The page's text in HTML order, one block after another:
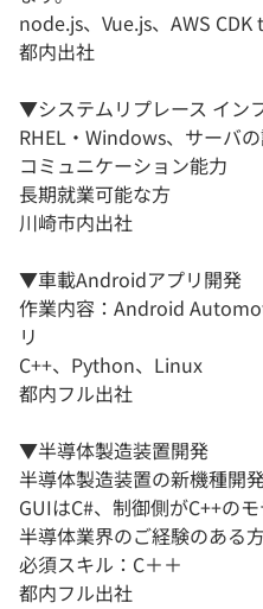
node.js、Vue.js、AWS
都内出社
▼システムリプレース イン
RHEL・Windows、サーバ
コミュニケーション能力
長期就業可能な方
川崎市内出社
▼車載Androidアプリ開発
作業内容：Android
リ
C++、Python、Linux
都内フル出社
▼半導体製造装置開発
半導体製造装置の新機種開
GUIはC#、制御側がC++の
半導体業界のご経験のある
必須スキル：C＋＋
都内フル出社